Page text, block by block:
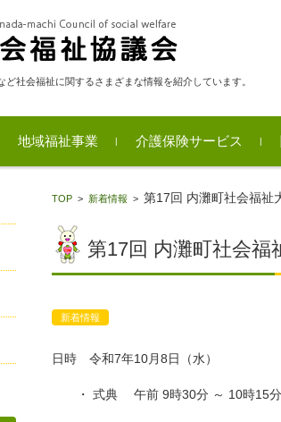
社会福祉に関するさまざまな情報を紹介しています。
地域福祉事業 介護保険サービス
TOP > 新着情報 > 第17回 内灘町社会福祉
第17回 内灘町社会福
新着情報
日時 令和7年10月8日（水）
・ 式典 午前 9時30分 ～ 10時